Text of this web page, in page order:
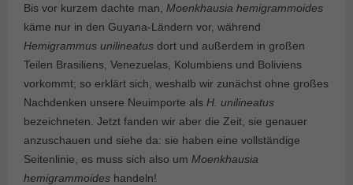
Bis vor kurzem dachte man, Moenkhausia hemigrammoides
käme nur in den Guyana-Ländern vor, während
Hemigrammus unilineatus dort und außerdem in großen
Teilen Brasiliens, Venezuelas, Kolumbiens und Boliviens
vorkommt; so erklärt sich, weshalb wir zunächst ohne großes
Nachdenken unsere Neuimporte als H. unilineatus
bezeichneten. Jetzt fanden wir aber die Zeit, sie genauer
anzuschauen und siehe da: sie haben eine vollständige
Seitenlinie, es muss sich also um Moenkhausia
hemigrammoides handeln!